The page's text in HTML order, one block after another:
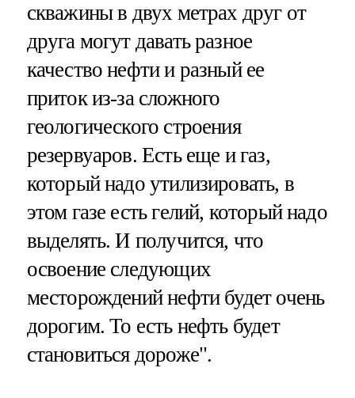
скважины в двух метрах друг от
друга могут давать разное
качество нефти и разный ее
приток из-за сложного
геологического строения
резервуаров. Есть еще и газ,
который надо утилизировать, в
этом газе есть гелий, который надо
выделять. И получится, что
освоение следующих
месторождений нефти будет очень
дорогим. То есть нефть будет
становиться дороже".